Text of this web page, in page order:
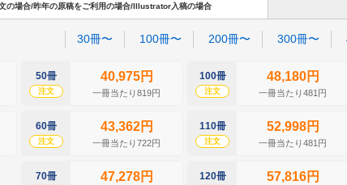
の場合/昨年の原稿をご利用の場合/Illustrator入稿の場合
30冊〜 100冊〜 200冊〜 300冊〜
50冊
注文
40,975円
一冊当たり819円
60冊
注文
43,362円
一冊当たり722円
70冊 47,278円
100冊
注文
48,180円
一冊当たり481円
110冊
注文
52,998円
一冊当たり481円
120冊 57,816円